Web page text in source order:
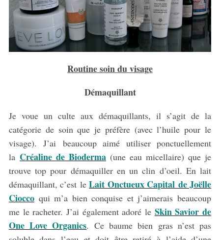
Routine soin du visage
Démaquillant
Je voue un culte aux démaquillants, il s’agit de la
catégorie de soin que je préfère (avec l’huile pour le
visage). J’ai beaucoup aimé utiliser ponctuellement
la Créaline de Bioderma (une eau micellaire) que je
trouve top pour démaquiller en un clin d’oeil. En lait
démaquillant, c’est leLait Onctueux Capital de Joëlle
Cioccoqui m’a bien conquise et j’aimerais beaucoup
me le racheter. J’ai également adoré le Skin Savior de
One Love Organics. Ce baume bien gras n’est pas